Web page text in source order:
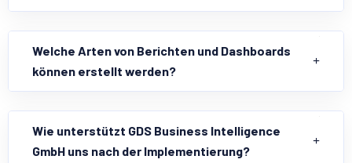
Welche Arten von Berichten und Dashboards
können erstellt werden?
Wie unterstützt GDS Business Intelligence
GmbH uns nach der Implementierung?